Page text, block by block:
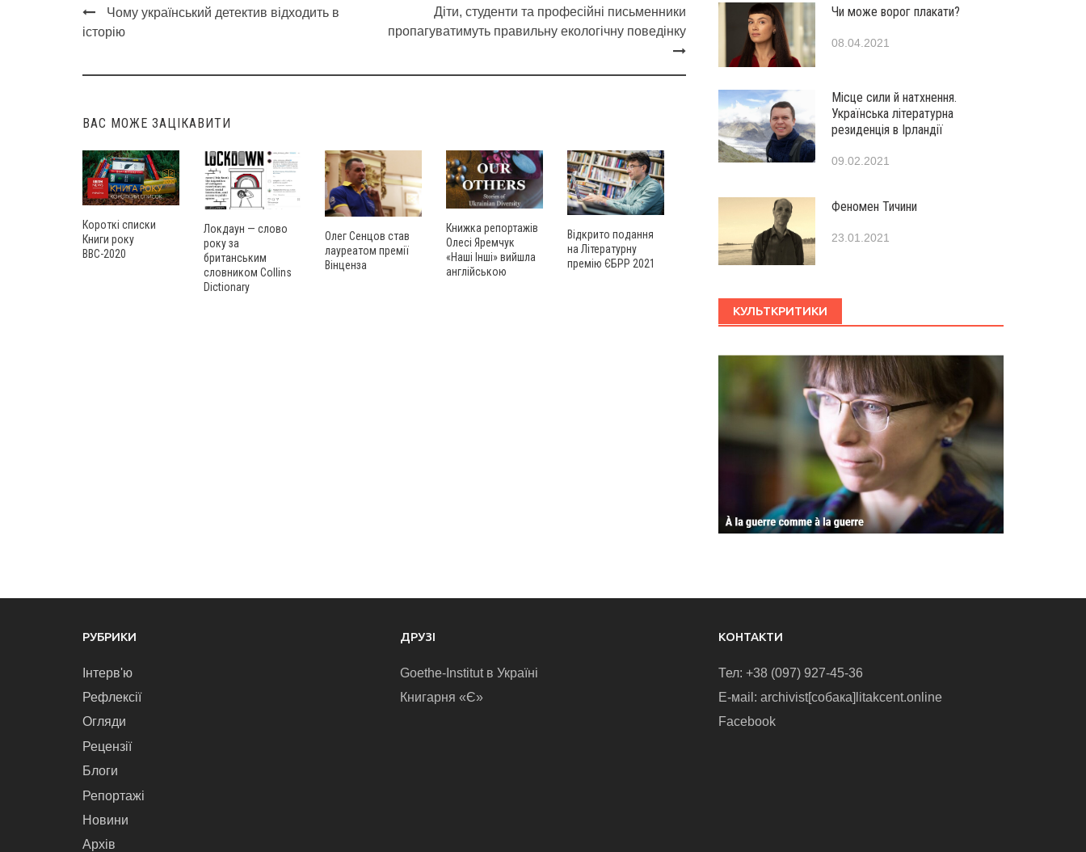
Post
Чому український детектив відходить в
історію
Діти, студенти та професійні письменники
пропагуватимуть правильну екологічну поведінку
ВАС МОЖЕ ЗАЦІКАВИТИ
Короткі списки
Книги року
ВВС-2020
Локдаун — слово
року за
британським
словником Collins
Dictionary
Олег Сенцов став
лауреатом премії
Вінценза
Книжка репортажів
Олесі Яремчук
«Наші Інші» вийшла
англійською
Відкрито подання
на Літературну
премію ЄБРР 2021
Чи може ворог плакати?
08.04.2021
Місце сили й натхнення.
Українська літературна
резиденція в Ірландії
09.02.2021
Феномен Тичини
23.01.2021
КУЛЬТКРИТИКИ
РУБРИКИ
Інтерв'ю
Рефлексії
Огляди
Рецензії
Блоги
Репортажі
Новини
Архів
ДРУЗІ
Goethe-Institut в Україні
Книгарня «Є»
КОНТАКТИ
Тел: +38 (097) 927-45-36
E-маіl: archivist[собака]litakcent.online
Facebook